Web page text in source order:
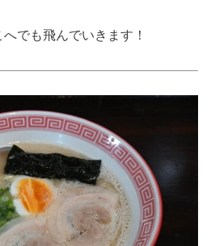
でも飛んでいきます！